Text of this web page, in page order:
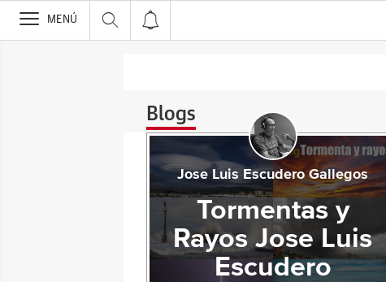
>
MENÚ
Blogs
Jose Luis Escudero Gallegos
Tormentas y
Rayos Jose Luis
Escudero